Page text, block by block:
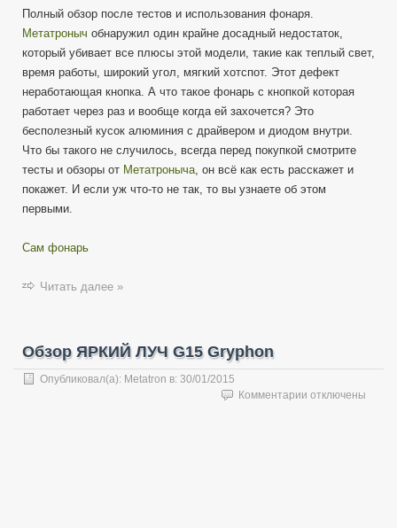
Полный обзор после тестов и использования фонаря.
Метатроныч обнаружил один крайне досадный недостаток,
который убивает все плюсы этой модели, такие как теплый свет,
время работы, широкий угол, мягкий хотспот. Этот дефект
неработающая кнопка. А что такое фонарь с кнопкой которая
работает через раз и вообще когда ей захочется? Это
бесполезный кусок алюминия с драйвером и диодом внутри.
Что бы такого не случилось, всегда перед покупкой смотрите
тесты и обзоры от Метатроныча , он всё как есть расскажет и
покажет. И если уж что-то не так, то вы узнаете об этом
первыми.
Сам фонарь
Читать далее »
Обзор ЯРКИЙ ЛУЧ G15 Gryphon
Опубликовал(а): Metatron в: 30/01/2015
Комментарии котключены